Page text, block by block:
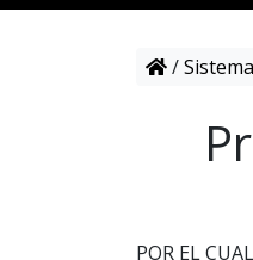
/
POR EL